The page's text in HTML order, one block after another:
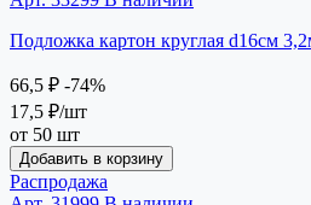
Подложка картон круглая d16см
66,5 ₽ -74%
17,5 ₽/шт
от 50 шт
Добавить в корзину
Распродажа